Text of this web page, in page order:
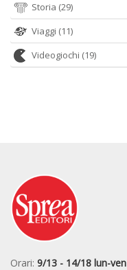
Storia (29)
Viaggi (11)
Videogiochi (19)
Orari: 9/13 - 14/18 lun-ven